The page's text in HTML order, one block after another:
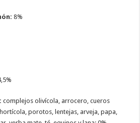
8%
complejos olivícola, arrocero, cueros
porotos, lentejas, arveja, papa,